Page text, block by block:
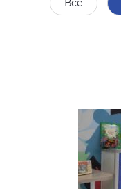
Все